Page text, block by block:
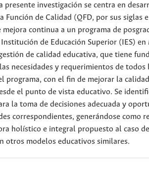
presente investigación se centra en
Función de Calidad (QFD, por sus siglas
continua a un programa de
de Educación Superior (IES) en
de calidad educativa, que tiene
necesidades y requerimientos de todos
programa, con el fin de mejorar la
el punto de vista educativo. Se
la toma de decisiones adecuada y
correspondientes, generándose como
holístico e integral propuesto al caso
otros modelos educativos similares.